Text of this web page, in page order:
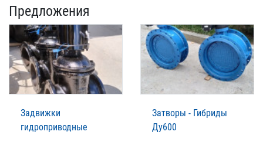
Предложения
Задвижки
гидроприводные
Затворы - Гибриды
Ду600